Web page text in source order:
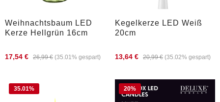
Durchschnittliche Bewertung von 5 von 5 Sternen
Weihnachtsbaum LED
Kerze Hellgrün 16cm
17,54 € 26,99 € (35.01% gespart)
Kegelkerze LED Weiß
20cm
13,64 € 20,99 € (35.02% gespart)
35.01% 20%